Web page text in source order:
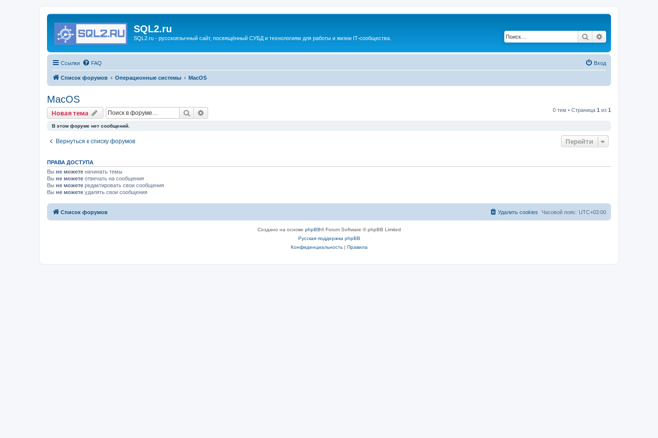
SQL2.ru
SQL2.ru - русскоязычный сайт, посвящённый СУБД и технологиям для работы и жизни IT-сообщества. Поиск
Ссылки FAQ Вход
Список форумов Операционные системы MacOS
MacOS
Новая тема Поиск 0 тем • Страница 1 из 1
В этом форуме нет сообщений.
Вернуться к списку форумов Перейти
ПРАВА ДОСТУПА
Вы не можете начинать темы
Вы не можете отвечать на сообщения
Вы не можете редактировать свои сообщения
Вы не можете удалять свои сообщения
Список форумов Часовой пояс: UTC+03:00
Удалить cookies
Создано на основе phpBB® Forum Software © phpBB Limited
Русская поддержка phpBB
Конфиденциальность| Правила